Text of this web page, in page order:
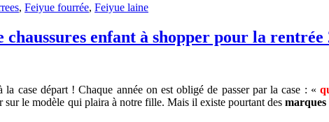
, Feiyue fourrée, Feiyue laine
enfant à shopper pour la rentrée
la case départ ! Chaque année on est obligé de passer par la case : «
sur le modèle qui plaira à notre fille. Mais il existe pourtant des